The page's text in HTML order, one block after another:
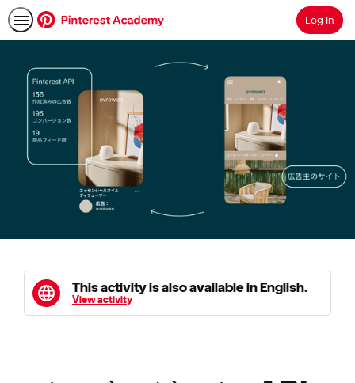
SearchLog In
This activity is also available in English.
View activity